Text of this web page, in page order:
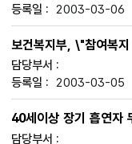
2003-03-06
보건복지부, \"참여복
2003-03-05
40세이상 장기 흡연자